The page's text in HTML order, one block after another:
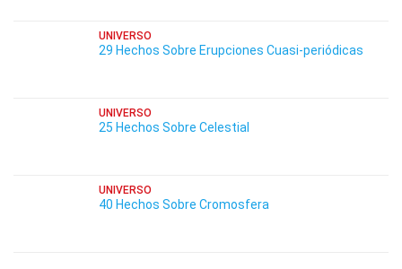
UNIVERSO
29 Hechos Sobre Erupciones Cuasi-periódicas
UNIVERSO
25 Hechos Sobre Celestial
UNIVERSO
40 Hechos Sobre Cromosfera